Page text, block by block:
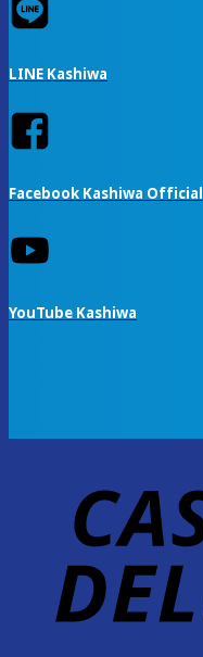
LINE Kashiwa
Facebook Kashiwa Official
YouTube Kashiwa